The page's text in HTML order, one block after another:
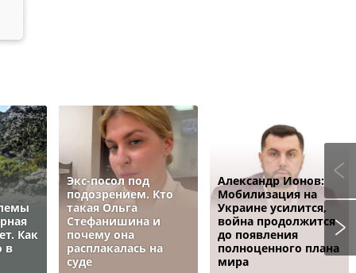
Как
в
Экс-посол под
подозрением. Кто
такая Ольга
Стефанишина и
почему она
расплакалась на
суде
Александр Ионов:
Мобилизация на
Украине усилится,
война продолжится
до появления
полноценного плана
мира